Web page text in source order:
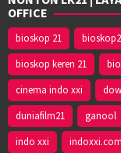
OFFICE
bioskop 21
bioskop keren 21
cinema indo xxi
duniafilm21
ganool
indo xxi
indoxxi.com